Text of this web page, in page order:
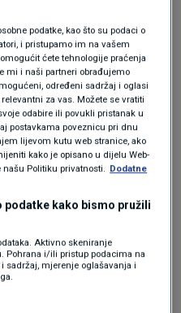
Milanovićem
povijesti odnosa s
i vrlo "teškim"
i povod da se
obilježavanja
na dužnost.
Ustav, Zoranu
svoj drugi
ni potrebna pa čak ni
dovoljno da pred
suda, Šeparovićem
podatke, kao što su podaci o
i pristupamo im na vašem
ćete tehnologije praćenja
mi i naši partneri obrađujemo
određeni sadržaj i oglasi
za vas. Možete se vratiti
odabire ili povukli pristanak u
postavkama poveznicu pri dnu
lijevom kutu web stranice, ako
kako je opisano u dijelu Web-
Politiku privatnosti. Dodatne
podatke kako bismo pružili
Aktivno skeniranje
Pohrana i/ili pristup podacima na
sadržaj, mjerenje oglašavanja i